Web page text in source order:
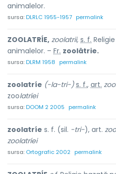
animalelor.
sursa:DLRLC 1955-1957 permalink
ZOOLATRÍE, zoolatrii, s. f.
animalelor. – Fr. zoolâtrie.
sursa:DLRM 1958 permalink
zoolatríe (-la-tri-) s. f., art.
zoolatríei
sursa:DOOM 2 2005 permalink
zoolatríe s. f. (sil. -tri-), art.
zoolatríei
sursa: Ortografic 2002 permalink